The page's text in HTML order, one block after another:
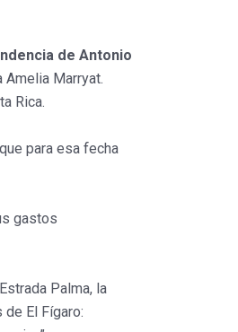
de Antonio
Marryat.
Rica.
para esa fecha
gastos
Palma, la
El Fígaro: